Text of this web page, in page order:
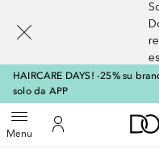
HAIRCARE DAYS! -25% su
solo da APP
MenuApri menuAl Mio Account
Torna indietro
Esegui ricerca